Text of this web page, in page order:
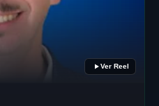
Ver Reel